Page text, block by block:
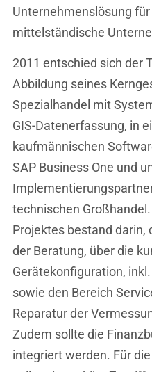
Unternehmenslösung
mittelständische
2011 entschied sich der
Abbildung seines
Spezialhandel mit
GIS-Datenerfassung, in
kaufmännischen
SAP Business One und
technischen
Projektes bestand darin,
der Beratung, über die
Gerätekonfiguration,
sowie den Bereich
Reparatur der
Zudem sollte die
integriert werden. Für